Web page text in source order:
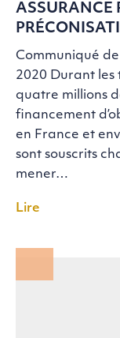
ASSURANCE
Communiqué
2020 Durant les
quatre millions
financement
en France et
sont souscrits
mener…
Lire